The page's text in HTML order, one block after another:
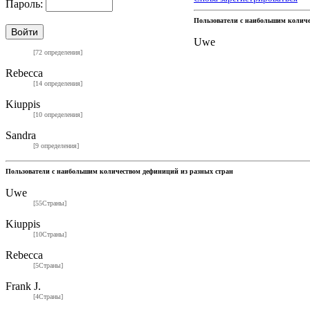
Пароль:
Пользователи с наибольшим
Uwe
[72 определения]
Rebecca
[14 определения]
Kiuppis
[10 определения]
Sandra
[9 определения]
Пользователи с наибольшим количеством дефиниций из разных стран
Uwe
[55Страны]
Kiuppis
[10Страны]
Rebecca
[5Страны]
Frank J.
[4Страны]